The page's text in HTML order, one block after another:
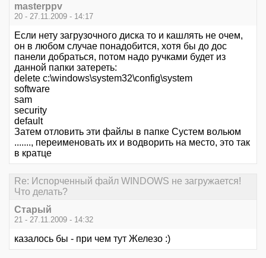
masterppv
20 - 27.11.2009 - 14:17
Если нету загрузочного диска то и кашлять не очем,
он в любом случае понадобится, хотя бы до дос
панели добраться, потом надо ручками будет из
данной папки затереть:
delete c:\windows\system32\config\system
software
sam
security
default
Затем отловить эти файлы в папке Сустем вольюм
......., переименовать их и водворить на место, это так
в кратце
Re: Испорченный файл WINDOWS не загружается!
Что делать?
Старый
21 - 27.11.2009 - 14:32
казалось бы - при чем тут Железо :)